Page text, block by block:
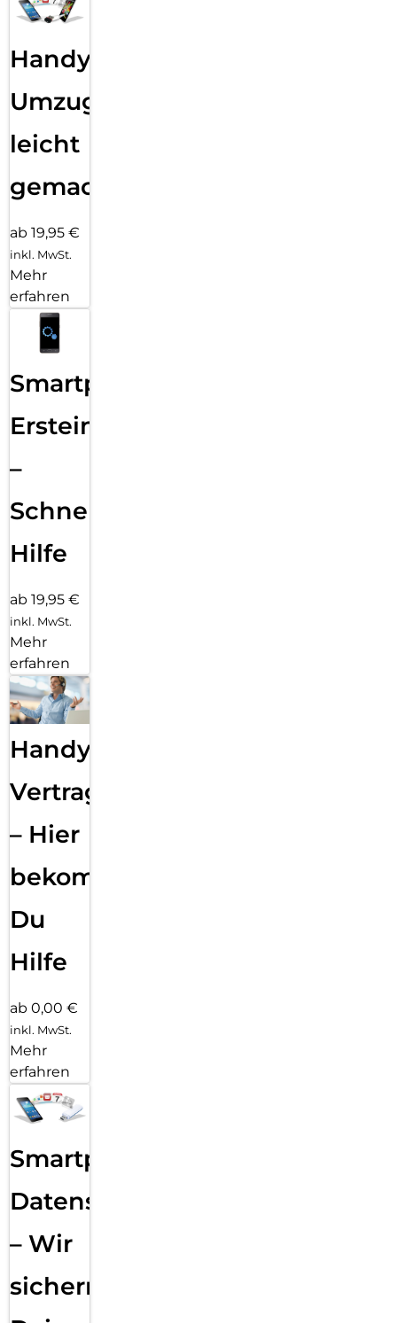
Handy
Umzug
leicht
gemacht!
ab 19,95 €
inkl. MwSt.
Mehr
erfahren
Smartphone
Ersteinrichtung
–
Schnelle
Hilfe
ab 19,95 €
inkl. MwSt.
Mehr
erfahren
Handy
Vertragsabwicklung
– Hier
bekommst
Du
Hilfe
ab 0,00 €
inkl. MwSt.
Mehr
erfahren
Smartphone
Datensicherung
– Wir
sichern